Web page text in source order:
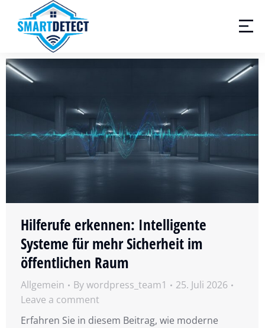
Hilferufe erkennen: Intelligente
Systeme für mehr Sicherheit im
öffentlichen Raum
Allgemein Bywordpress_team1
25. Juli 2026
Leave a comment
Erfahren Sie in diesem Beitrag, wie moderne